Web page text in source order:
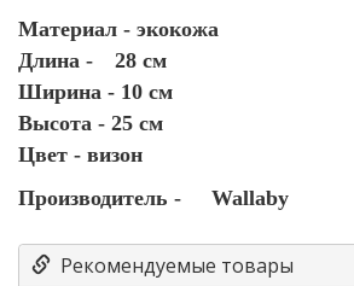
Материал - экокожа
Длина -
28 см
Ширина - 10 см
Высота - 25 см
Цвет - визон
Производитель -
Wallaby
Рекомендуемые товары